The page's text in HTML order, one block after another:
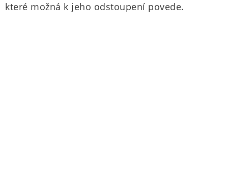
které možná k jeho odstoupení povede.